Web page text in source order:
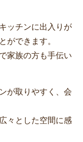
ッチンに出入りが
ができます。
家族の方も手伝い
が取りやすく、会
々とした空間に感